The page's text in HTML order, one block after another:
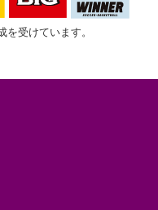
受けています。